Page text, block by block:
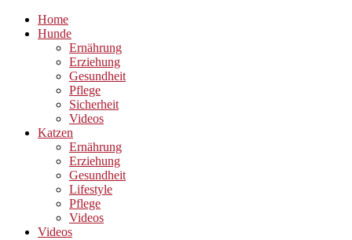
Home
Hunde
Ernährung
Erziehung
Gesundheit
Pflege
Sicherheit
Videos
Katzen
Ernährung
Erziehung
Gesundheit
Lifestyle
Pflege
Videos
Videos